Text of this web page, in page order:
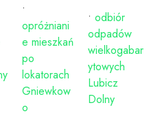
•
opróżniani
e mieszkań
po
lokatorach
Gniewkow
o
• odbiór
odpadów
wielkogabar
ytowych
Lubicz
Dolny